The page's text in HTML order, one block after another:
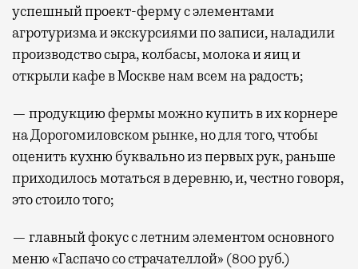
успешный проект-ферму с элементами
агротуризма и экскурсиями по записи, наладили
производство сыра, колбасы, молока и яиц и
открыли кафе в Москве нам всем на радость;
— продукцию фермы можно купить в их корнере
на Дорогомиловском рынке, но для того, чтобы
оценить кухню буквально из первых рук, раньше
приходилось мотаться в деревню, и, честно говоря,
это стоило того;
— главный фокус с летним элементом основного
меню «Гаспачо со страчателлой» (800 руб.)